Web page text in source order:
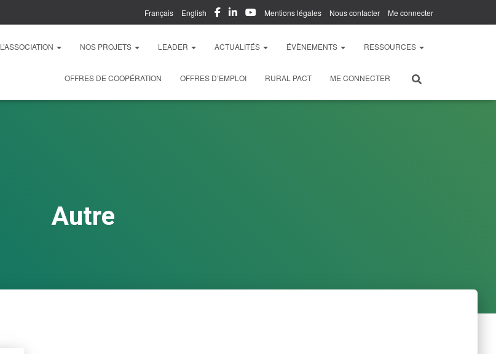
Français English Mentions légales Nous contacter Me connecter
L’ASSOCIATION NOS PROJETS LEADER ACTUALITÉS ÉVÈNEMENTS RESSOURCES
OFFRES DE COOPÉRATION OFFRES D’EMPLOI RURAL PACT ME CONNECTER
Autre